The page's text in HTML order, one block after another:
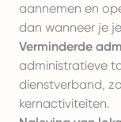
aannemen en
dan wanneer je
Verminderde
administratieve
dienstverband,
kernactiviteiten.